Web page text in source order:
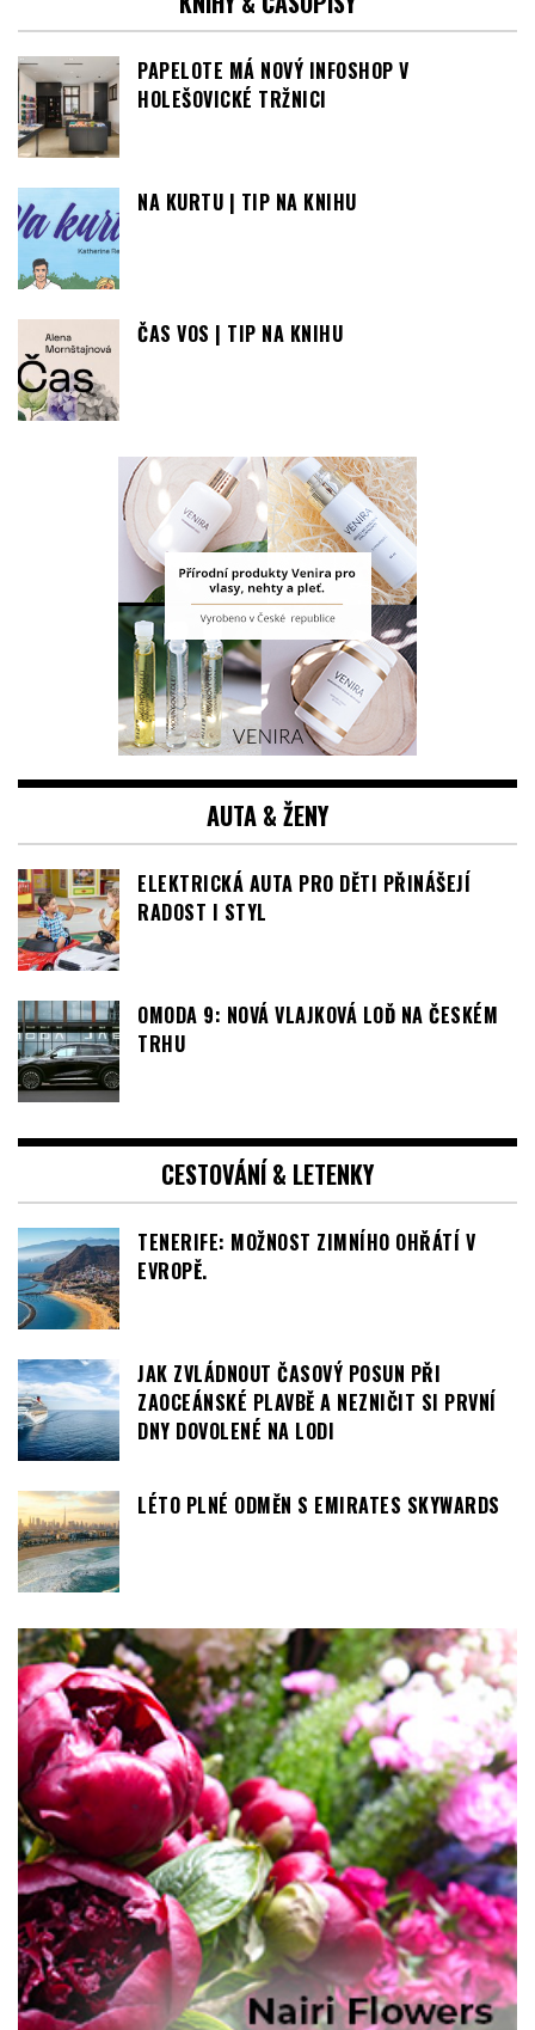
PAPELOTE MÁ NOVÝ INFOSHOP V
HOLEŠOVICKÉ TRŽNICI
NA KURTU | TIP NA KNIHU
ČAS VOS | TIP NA KNIHU
AUTA & ŽENY
ELEKTRICKÁ AUTA PRO DĚTI PŘINÁŠEJÍ
RADOST I STYL
OMODA 9: NOVÁ VLAJKOVÁ LOĎ NA ČESKÉM
TRHU
CESTOVÁNÍ & LETENKY
TENERIFE: MOŽNOST ZIMNÍHO OHŘÁTÍ V
EVROPĚ.
JAK ZVLÁDNOUT ČASOVÝ POSUN PŘI
ZAOCEÁNSKÉ PLAVBĚ A NEZNIČIT SI PRVNÍ
DNY DOVOLENÉ NA LODI
LÉTO PLNÉ ODMĚN S EMIRATES SKYWARDS